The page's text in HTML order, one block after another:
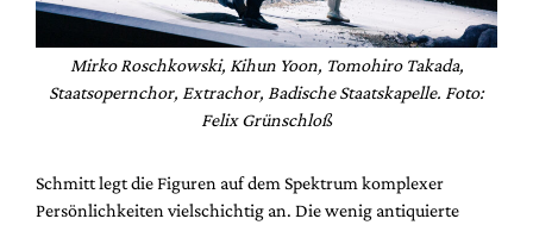
Mirko Roschkowski, Kihun Yoon, Tomohiro Takada,
Staatsopernchor, Extrachor, Badische Staatskapelle. Foto:
Felix Grünschloß
Schmitt legt die Figuren auf dem Spektrum komplexer
Persönlichkeiten vielschichtig an. Die wenig antiquierte